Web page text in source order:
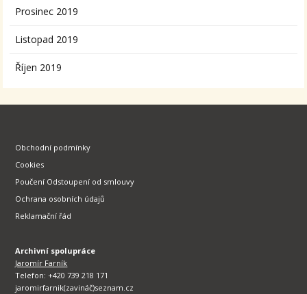
Prosinec 2019
Listopad 2019
Říjen 2019
Obchodní podmínky
Cookies
Poučení Odstoupení od smlouvy
Ochrana osobních údajů
Reklamační řád
Archivní spolupráce
Jaromír Farník
Telefon: +420 739 218 171
jaromirfarnik(zavináč)seznam.cz